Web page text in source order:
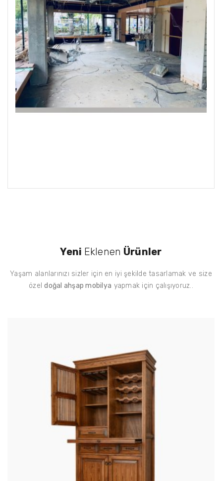
Yeni Eklenen Ürünler
Yaşam alanlarınızı sizler için en iyi şekilde tasarlamak ve size
özeldoğal ahşap mobilya yapmak için çalışıyoruz..